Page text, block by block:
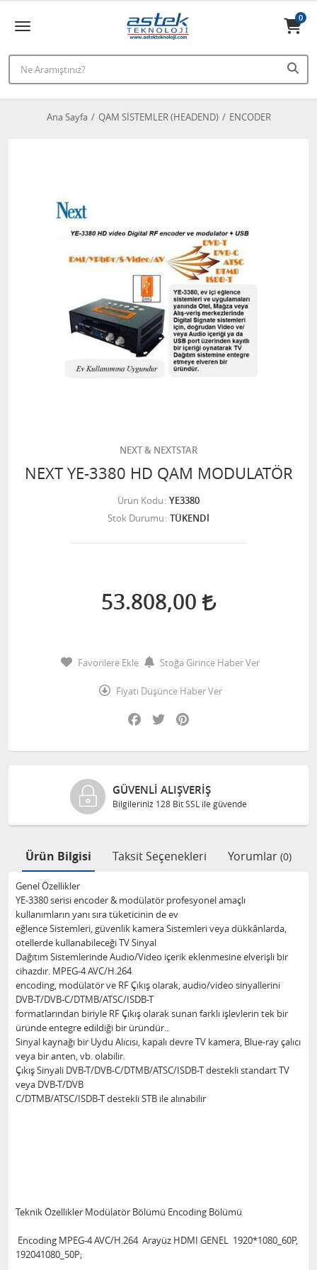
0
Ana Sayfa QAM SİSTEMLER (HEADEND) ENCODER
NEXT & NEXTSTAR
NEXT YE-3380 HD QAM MODULATÖR
Ürün Kodu YE3380
Stok Durumu TÜKENDİ
53.808,00
Favorilere Ekle Stoğa Girince Haber Ver
Fiyatı Düşünce Haber Ver
Facebook
Twitter
Ürünlerimiz %100
Ürün Bilgisi Taksit Seçenekleri Yorumlar (0)
Genel Özellikler
YE-3380 serisi encoder & modülatör profesyonel amaçlı
kullanımların yanı sıra tüketicinin de ev
eğlence Sistemleri, güvenlik kamera Sistemleri veya dükkânlarda,
otellerde kullanabileceği TV Sinyal
Dağıtım Sistemlerinde Audio/Video içerik eklenmesine elverişli bir
cihazdır. MPEG-4 AVC/H.264
encoding, modülatör ve RF Çıkış olarak, audio/video sinyallerini
DVB-T/DVB-C/DTMB/ATSC/ISDB-T
formatlarından biriyle RF Çıkış olarak sunan farklı işlevlerin tek bir
üründe entegre edildiği bir üründür..
Sinyal kaynağı bir Uydu Alıcısı, kapalı devre TV kamera, Blue-ray çalıcı
veya bir anten, vb. olabilir.
Çıkış Sinyali DVB-T/DVB-C/DTMB/ATSC/ISDB-T destekli standart TV
veya DVB-T/DVB
C/DTMB/ATSC/ISDB-T destekli STB ile alınabilir
Teknik Özellikler Modülatör Bölümü Encoding Bölümü
Encoding MPEG-4 AVC/H.264 Arayüz HDMI GENEL 1920*1080_60P,
192041080_50P;